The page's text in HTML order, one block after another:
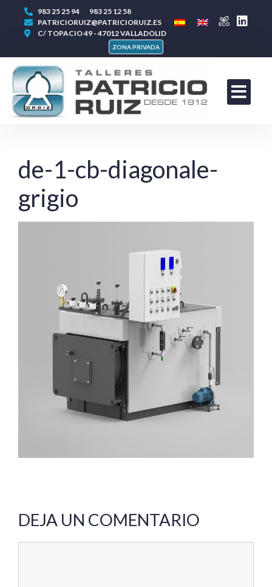
983 25 25 94
983 25 12 58
PATRICIORUIZ@PATRICIORUIZ.ES
C/ TOPACIO 49 - 47012 VALLADOLID
ZONA PRIVADA
de-1-cb-diagonale-
grigio
DEJA UN COMENTARIO